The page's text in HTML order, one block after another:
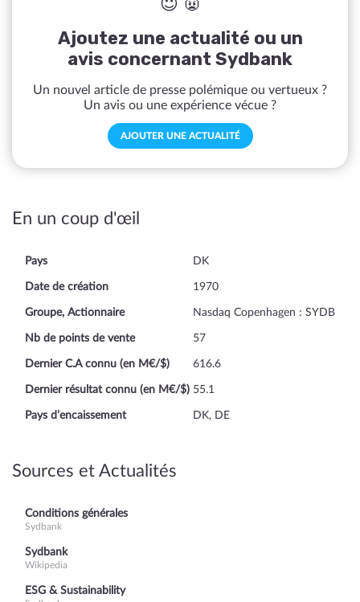
😇 👿
Ajoutez une actualité ou un
avis concernant Sydbank
Un nouvel article de presse polémique ou vertueux ?
Un avis ou une expérience vécue ?
AJOUTER UNE ACTUALITÉ
En un coup d'œil
Pays DK
Date de création 1970
Groupe, Actionnaire Nasdaq Copenhagen : SYDB
Nb de points de vente 57
Dernier C.A connu (en M€/$) 616.6
Dernier résultat connu (en M€/$) 55.1
Pays d’encaissement DK, DE
Sources et Actualités
Conditions générales
Sydbank
Sydbank
Wikipedia
ESG & Sustainability